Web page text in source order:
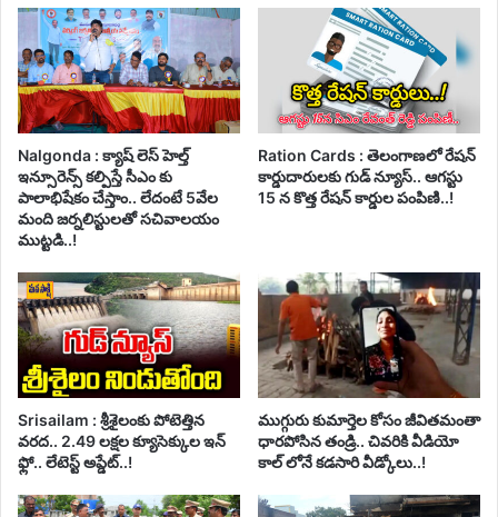
Nalgonda : క్యాష్ లెస్ హెల్త్
ఇన్సూరెన్స్ కల్పిస్తే సీఎం కు
పాలాభిషేకం చేస్తాం.. లేదంటే 5వేల
మంది జర్నలిస్టులతో సచివాలయం
ముట్టడి..!
Ration Cards : తెలంగాణలో రేషన్
కార్డుదారులకు గుడ్ న్యూస్.. ఆగస్టు
15 న కొత్త రేషన్ కార్డుల పంపిణి..!
Srisailam : శ్రీశైలంకు పోటెత్తిన
వరద.. 2.49 లక్షల క్యూసెక్కుల ఇన్
ఫ్లో.. లేటెస్ట్ అప్డేట్..!
ముగ్గురు కుమార్తెల కోసం జీవితమంతా
ధారపోసిన తండ్రి.. చివరికి వీడియో
కాల్ లోనే కడసారి వీడ్కోలు..!